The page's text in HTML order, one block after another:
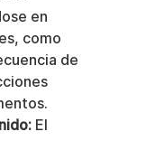
en
como
de
El